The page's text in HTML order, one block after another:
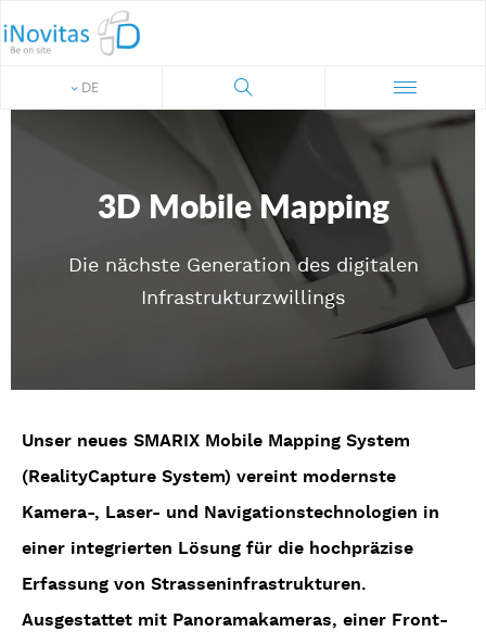
DE
3D Mobile Mapping
Die nächste Generation des digitalen
Infrastrukturzwillings
Unser neues SMARIX Mobile Mapping System
(RealityCapture System) vereint modernste
Kamera-, Laser- und Navigationstechnologien in
einer integrierten Lösung für die hochpräzise
Erfassung von Strasseninfrastrukturen.
Ausgestattet mit Panoramakameras, einer Front-